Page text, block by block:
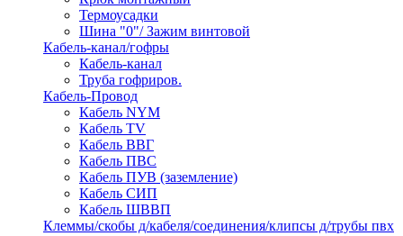
Термоусадки
Шина "0"/ Зажим винтовой
Кабель-канал/гофры
Кабель-канал
Труба гофриров.
Кабель-Провод
Кабель NYM
Кабель TV
Кабель ВВГ
Кабель ПВС
Кабель ПУВ (заземление)
Кабель СИП
Кабель ШВВП
Клеммы/скобы д/кабеля/соединения/клипсы д/трубы пвх